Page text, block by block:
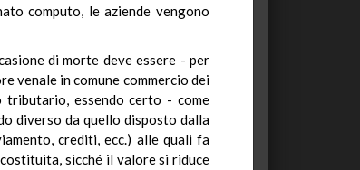
computo, le aziende vengono
di morte deve essere - per
venale in comune commercio dei
essendo certo - come
diverso da quello disposto dalla
crediti, ecc.) alle quali fa
sicché il valore si riduce